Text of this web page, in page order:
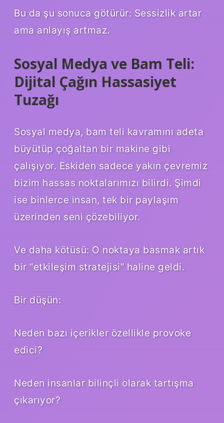
Bu da şu sonuca götürür: Sessizlik artar
ama anlayış artmaz.
Sosyal Medya ve Bam Teli:
Dijital Çağın Hassasiyet
Tuzağı
Sosyal medya, bam teli kavramını adeta
büyütüp çoğaltan bir makine gibi
çalışıyor. Eskiden sadece yakın çevremiz
bizim hassas noktalarımızı bilirdi. Şimdi
ise binlerce insan, tek bir paylaşım
üzerinden seni çözebiliyor.
Ve daha kötüsü: O noktaya basmak artık
bir “etkileşim stratejisi” haline geldi.
Bir düşün:
Neden bazı içerikler özellikle provoke
edici?
Neden insanlar bilinçli olarak tartışma
çıkarıyor?